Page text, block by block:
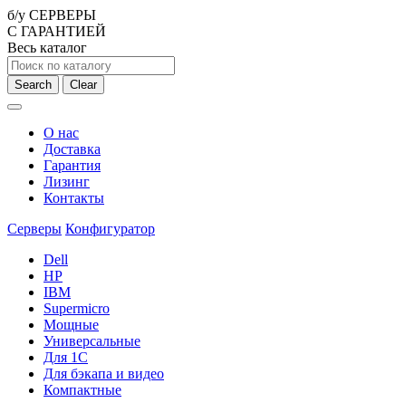
б/у СЕРВЕРЫ
С ГАРАНТИЕЙ
Весь каталог
Search Clear
О нас
Доставка
Гарантия
Лизинг
Контакты
Серверы Конфигуратор
Dell
HP
IBM
Supermicro
Мощные
Универсальные
Для 1С
Для бэкапа и видео
Компактные